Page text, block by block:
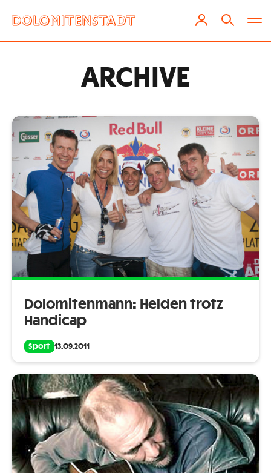
ARCHIVE
Dolomitenmann: Helden trotz
Handicap
Sport 13.09.2011